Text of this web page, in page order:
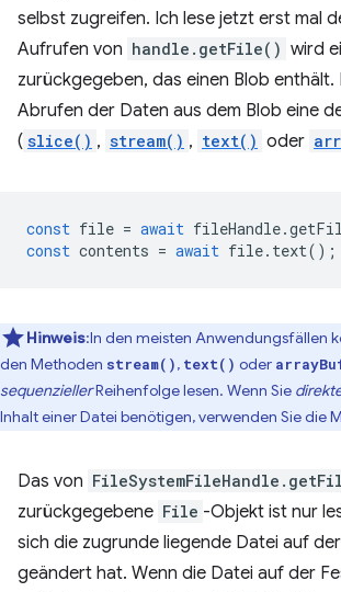
selbst zugreifen. Ich lese jetzt erst mal
Aufrufen von handle.getFile() wird
zurückgegeben, das einen Blob enthält.
Abrufen der Daten aus dem Blob eine
( slice() , stream() , text() oder
const file = await fileHandle.
const contents = await file. text();
Hinweis:In den meisten Anwendungsfällen
den Methoden stream(), text() oder
sequenziellerReihenfolge lesen. Wenn Sie
Inhalt einer Datei benötigen, verwenden Sie die
Das von
zurückgegebene File -Objekt ist nur
sich die zugrunde liegende Datei auf
geändert hat. Wenn die Datei auf der